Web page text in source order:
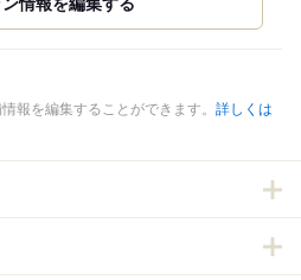
報を編集することができます。 詳しくは